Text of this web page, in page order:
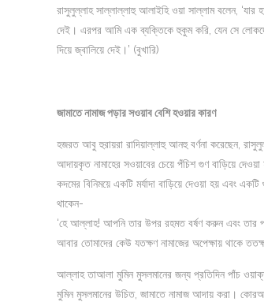
রাসুলুল্লাহ সাল্লাল্লাহু আলাইহি ওয়া সাল্লাম বলেন,
দেই। এরপর আমি এক ব্যক্তিকে হুকুম করি, যেন সে
দিয়ে জ্বালিয়ে দেই।’ (বুখারি)
জামাতে নামাজ পড়ার সওয়াব বেশি হওয়ার কারণ
হজরত আবু হুরায়রা রাদিয়াল্লাহু আনহু বর্ণনা করেছেন,
আদায়কৃত নামাহের সওয়াবের চেয়ে পঁচিশ গুণ বাড়িয়ে
কদমের বিনিময়ে একটি মর্যাদা বাড়িয়ে দেওয়া হয় এবং
থাকেন-
‘হে আল্লাহ! আপনি তার উপর রহমত বর্ষণ করুন এবং তার
আবার তোমাদের কেউ যতক্ষণ নামাজের অপেক্ষায় থাকে
আল্লাহ তাআলা মুমিন মুসলমানের জন্য প্রতিদিন পাঁচ
মুমিন মুসলমানের উচিত, জামাতে নামাজ আদায় করা।